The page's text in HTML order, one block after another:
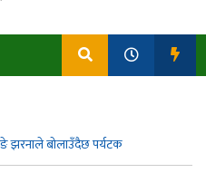
झरनाले बोलाउँदैछ पर्यटक